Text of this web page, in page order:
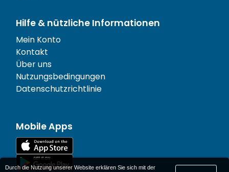
Hilfe & nützliche Informationen
Mein Konto
Kontakt
Über uns
Nutzungsbedingungen
Datenschutzrichtlinie
Mobile Apps
Durch die Nutzung unserer Website erklären Sie sich mit der